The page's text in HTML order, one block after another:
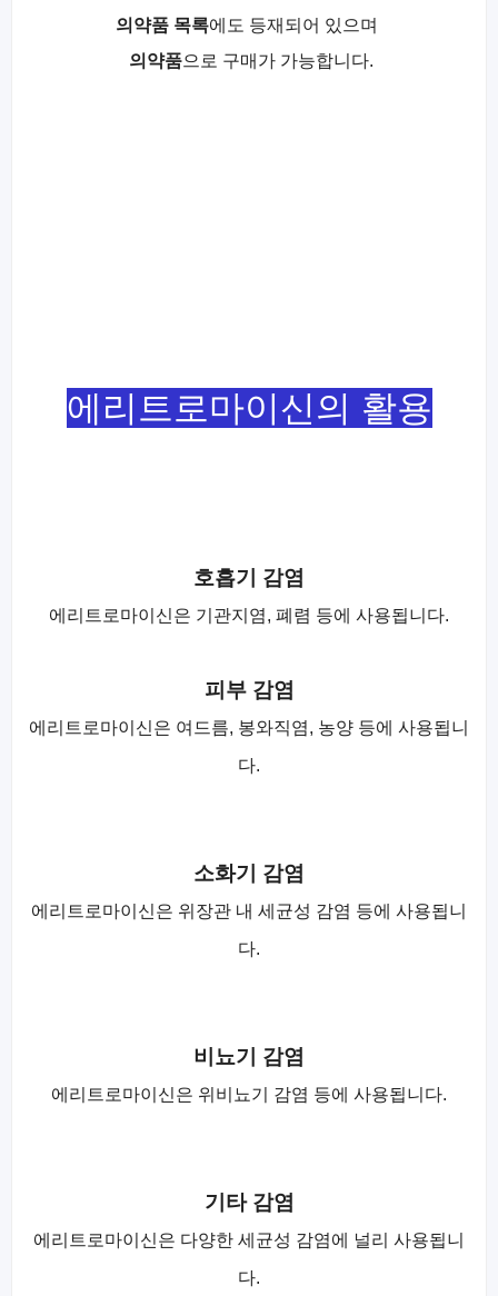
의약품 목록에도 등재되어 있으며
의약품으로 구매가 가능합니다.
에리트로마이신의 활용
호흡기 감염
에리트로마이신은 기관지염, 폐렴 등에 사용됩니다.
피부 감염
에리트로마이신은 여드름, 봉와직염, 농양 등에 사용됩니
다.
소화기 감염
에리트로마이신은 위장관 내 세균성 감염 등에 사용됩니
다.
비뇨기 감염
에리트로마이신은 위비뇨기 감염 등에 사용됩니다.
기타 감염
에리트로마이신은 다양한 세균성 감염에 널리 사용됩니
다.